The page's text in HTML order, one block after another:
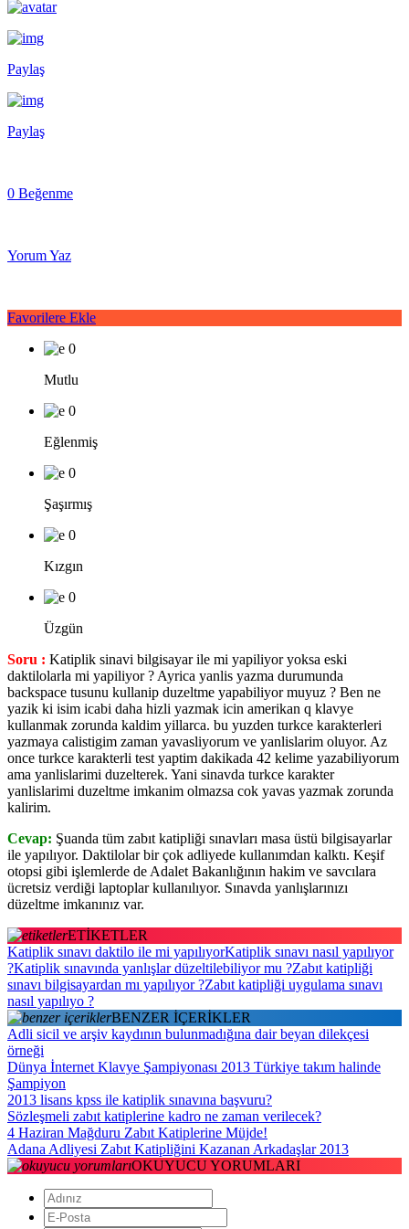
Paylaş
Paylaş
0 Beğenme
Yorum Yaz
Favorilere Ekle
0
Mutlu
0
Eğlenmiş
0
Şaşırmış
0
Kızgın
0
Üzgün
Soru : Katiplik sinavi bilgisayar ile mi yapiliyor yoksa eski
daktilolarla mi yapiliyor ? Ayrica yanlis yazma durumunda
backspace tusunu kullanip duzeltme yapabiliyor muyuz ? Ben ne
yazik ki isim icabi daha hizli yazmak icin amerikan q klavye
kullanmak zorunda kaldim yillarca. bu yuzden turkce karakterleri
yazmaya calistigim zaman yavasliyorum ve yanlislarim oluyor. Az
once turkce karakterli test yaptim dakikada 42 kelime yazabiliyorum
ama yanlislarimi duzelterek. Yani sinavda turkce karakter
yanlislarimi duzeltme imkanim olmazsa cok yavas yazmak zorunda
kalirim.
Cevap: Şuanda tüm zabıt katipliği sınavları masa üstü bilgisayarlar
ile yapılıyor. Daktilolar bir çok adliyede kullanımdan kalktı. Keşif
otopsi gibi işlemlerde de Adalet Bakanlığının hakim ve savcılara
ücretsiz verdiği laptoplarkullanılıyor. Sınavda yanlışlarınızı
düzeltme imkanınız var.
ETİKETLER
Katiplik sınavı daktilo ile mi yapılıyorKatiplik sınavı nasıl yapılıyor
?Katiplik sınavında yanlışlar düzeltilebiliyor mu ?Zabıt katipliği
sınavı bilgisayardan mı yapılıyor ?Zabıt katipliği uygulama sınavı
nasıl yapılıyo ?
BENZER İÇERİKLER
Adli sicil ve arşiv kaydının bulunmadığına dair beyan dilekçesi
örneği
Dünya İnternet Klavye Şampiyonası 2013 Türkiye takım halinde
Şampiyon
2013 lisans kpss ile katiplik sınavına başvuru?
Sözleşmeli zabıt katiplerine kadro ne zaman verilecek?
4 Haziran Mağduru Zabıt Katiplerine Müjde!
Adana Adliyesi Zabıt Katipliğini Kazanan Arkadaşlar 2013
OKUYUCU YORUMLARI